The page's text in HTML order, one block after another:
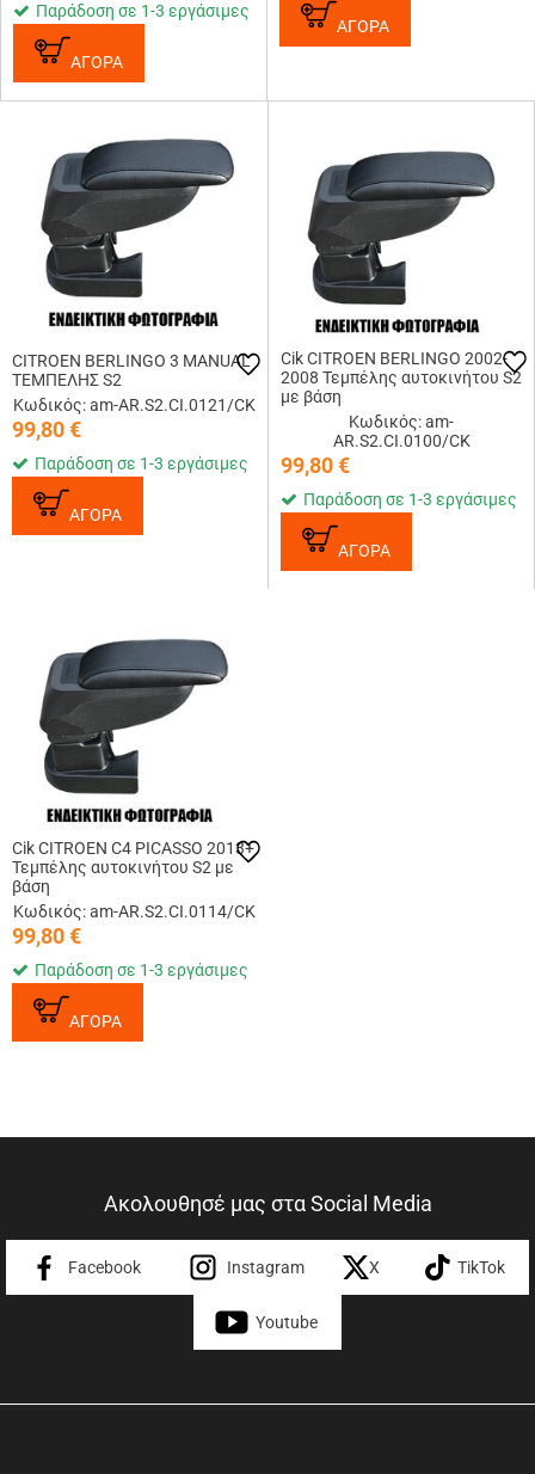
Παράδοση σε 1-3 εργάσιμες
ΑΓΟΡΑ
ΑΓΟΡΑ
CITROEN BERLINGO 3 MANUAL
ΤΕΜΠΕΛΗΣ S2
Κωδικός: am-AR.S2.CI.0121/CK
99,80€
Παράδοση σε 1-3 εργάσιμες
ΑΓΟΡΑ
Cik CITROEN BERLINGO 2002-
2008 Τεμπέλης αυτοκινήτου S2
με βάση
Κωδικός: am-
AR.S2.CI.0100/CK
99,80€
Παράδοση σε 1-3 εργάσιμες
ΑΓΟΡΑ
Cik CITROEN C4 PICASSO 2013+
Τεμπέλης αυτοκινήτου S2 με
βάση
Κωδικός: am-AR.S2.CI.0114/CK
99,80€
Παράδοση σε 1-3 εργάσιμες
ΑΓΟΡΑ
Ακολουθησέ μας στα Social Media
Facebook Instagram X TikTok
Youtube